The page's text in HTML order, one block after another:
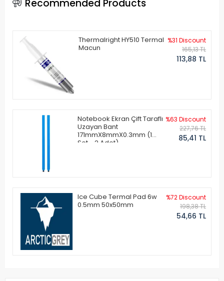
Recommended Products
Thermalright HY510 Termal
Macun
%31 Discount
165,13 TL
113,88 TL
Notebook Ekran Çift Taraflı
Uzayan Bant
171mmX8mmX0.3mm (1
Set - 2 Adet)
%63 Discount
227,76 TL
85,41 TL
Ice Cube Termal Pad 6w
0.5mm 50x50mm
%72 Discount
198,38 TL
54,66 TL